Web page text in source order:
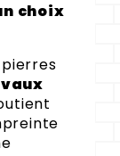
choix